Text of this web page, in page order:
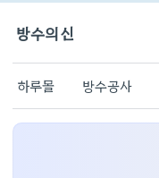
방수의신
하루몰 방수공사